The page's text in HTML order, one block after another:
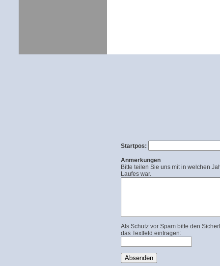
Startpos:
Anmerkungen
Bitte teilen Sie uns mit in welchen
Laufes war.
Als Schutz vor Spam bitte den
das Textfeld eintragen: